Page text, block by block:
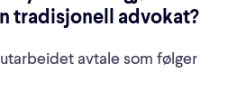
tradisjonell advokat?
avtale som følger